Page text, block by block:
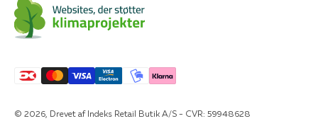
© 2026, Drevet af Indeks Retail Butik A/S - CVR: 59948628